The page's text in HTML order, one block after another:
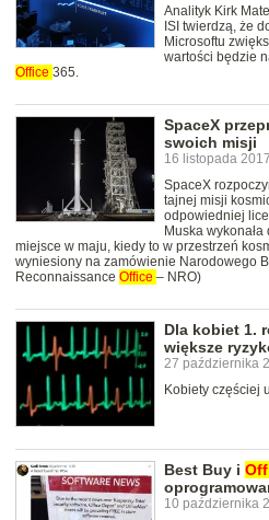
Analityk Kirk
ISI twierdzą, że
Microsoftu
wartości będzie
Office 365.
SpaceX
swoich misji
16 listopada
SpaceX
tajnej misji
odpowiedniej
Muska
miejsce w maju, kiedy to w przestrzeń
wyniesiony na zamówienie Narodowego
Reconnaissance Office – NRO)
Dla kobiet 1.
większe
27 października
Kobiety częściej
Best Buy i
10 października